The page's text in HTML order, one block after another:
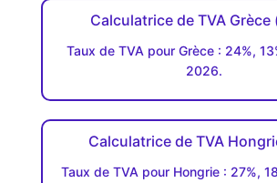
Calculatrice de TVA
Taux de TVA pour Grèce : 24%,
2026.
Calculatrice de TVA
Taux de TVA pour Hongrie : 27%,